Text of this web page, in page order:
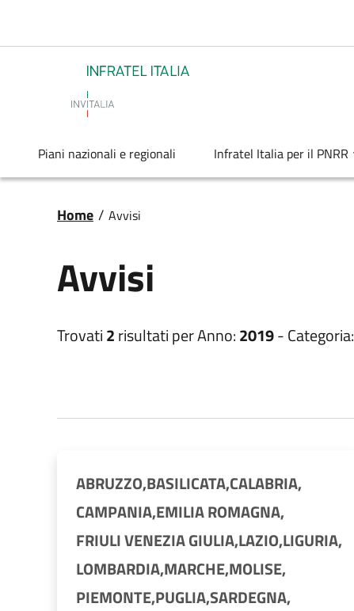
Infratel
Piani nazionali e regionali Infratel Italia per il PNRR
Briciole di pane
Home / Avvisi
Avvisi
Trovati2risultati perAnno:2019-Categoria:
ABRUZZO,BASILICATA,CALABRIA,
CAMPANIA,EMILIA ROMAGNA,
FRIULI VENEZIA GIULIA,LAZIO,LIGURIA,
LOMBARDIA,MARCHE,MOLISE,
PIEMONTE,PUGLIA,SARDEGNA,